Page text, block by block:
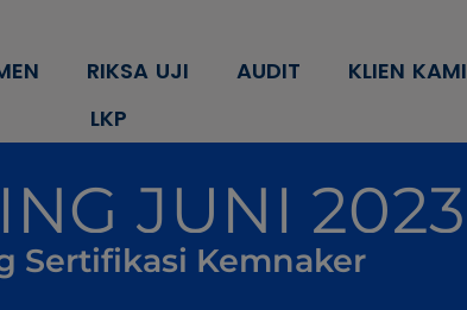
RIKSA UJI AUDIT KLIEN KAMI
LKP
JUNI 2023
Sertifikasi Kemnaker